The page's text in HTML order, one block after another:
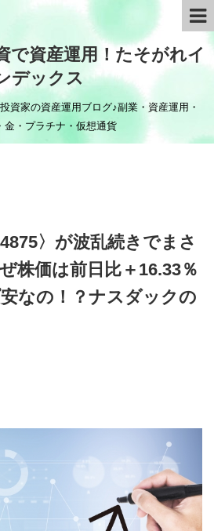
で資産運用！たそがれイ
デックス
資家の資産運用ブログ♪副業・資産運用・
金・プラチナ・仮想通貨
〉が波乱続きでまさ
株価は前日比＋16.33％
なの！？ナスダックの